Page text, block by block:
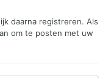
daarna registreren. Als
om te posten met uw